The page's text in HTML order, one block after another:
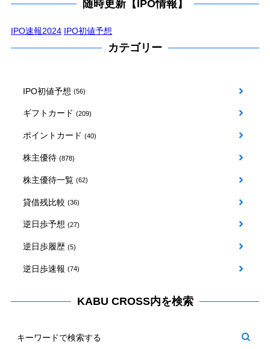
随時更新【IPO情報】
IPO速報2024 IPO初値予想
カテゴリー
IPO初値予想 (56)
ギフトカード (209)
ポイントカード (40)
株主優待 (878)
株主優待一覧 (62)
貸借残比較 (36)
逆日歩予想 (27)
逆日歩履歴 (5)
逆日歩速報 (74)
KABU CROSS内を検索